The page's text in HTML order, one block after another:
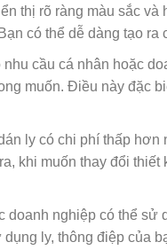
thị rõ ràng màu sắc
có thể dễ dàng tạo
cầu cá nhân hoặc
muốn. Điều này đặc
ly có chi phí thấp
khi muốn thay đổi
doanh nghiệp có thể
ly, thông điệp của